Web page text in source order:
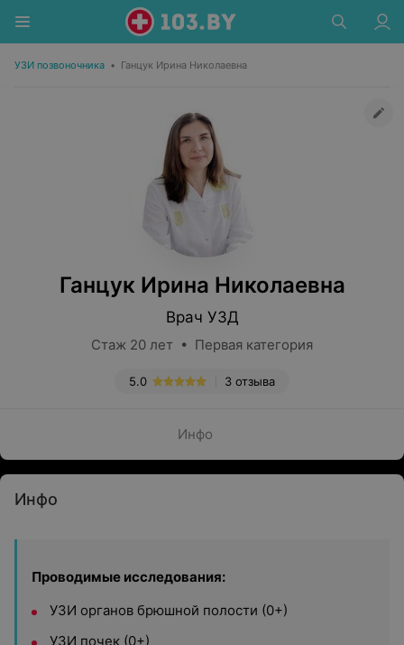
УЗИ позвоночника • Ганцук Ирина Николаевна
Ганцук Ирина Николаевна
Врач УЗД
Стаж 20 лет • Первая категория
3 отзыва
5.0
Инфо
Инфо
Проводимые исследования:
УЗИ органов брюшной полости (0+)
УЗИ почек (0+)